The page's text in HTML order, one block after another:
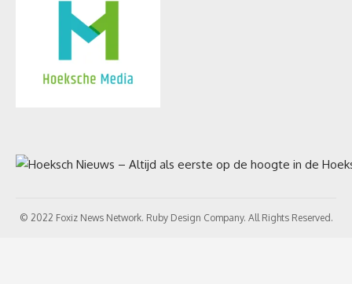
© 2022 Foxiz News Network. Ruby Design Company. All Rights Reserved.